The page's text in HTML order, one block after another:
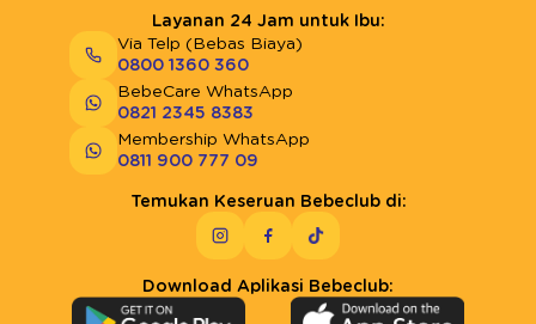
Layanan 24 Jam untuk Ibu:
Via Telp (Bebas Biaya)
0800 1360 360
BebeCare WhatsApp
0821 2345 8383
Membership WhatsApp
0811 900 777 09
Temukan Keseruan Bebeclub di:
Download Aplikasi Bebeclub: